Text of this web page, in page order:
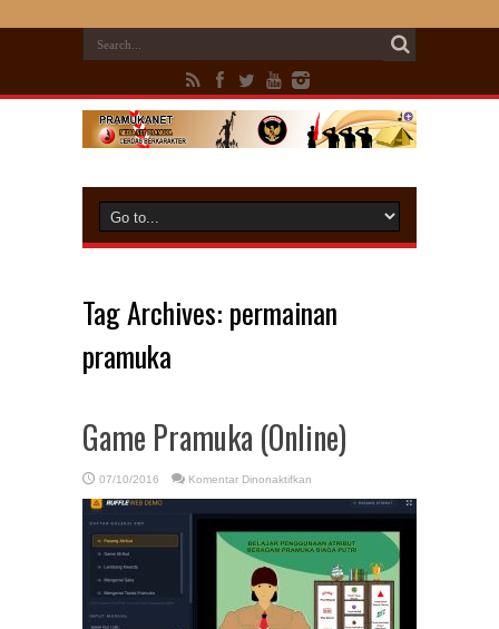
Tag Archives: permainan
pramuka
Game Pramuka (Online)
07/10/2016 Komentar Dinonaktifkan
Pramuka
(Online)